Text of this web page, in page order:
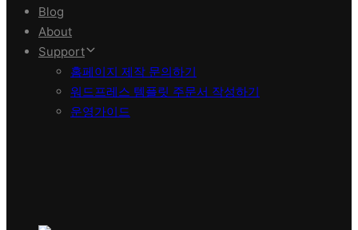
Blog
About
Support
홈페이지 제작 문의하기
워드프레스 템플릿 주문서 작성하기
운영가이드